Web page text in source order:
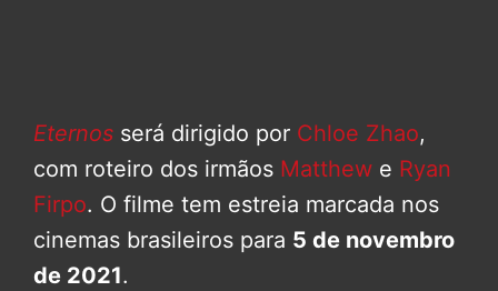
Eternos será dirigido por Chloe Zhao,
com roteiro dos irmãos Matthew e Ryan
Firpo. O filme tem estreia marcada nos
cinemas brasileiros para 5 de novembro
de 2021.